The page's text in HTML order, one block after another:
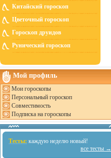
Китайский гороскоп
Цветочный гороскоп
Гороскоп друидов
Рунический гороскоп
Мой профиль
Мои гороскопы
Персональный гороскоп
Совместимость
Подписка на гороскопы
Тесты: каждую неделю новый!
все тесты →